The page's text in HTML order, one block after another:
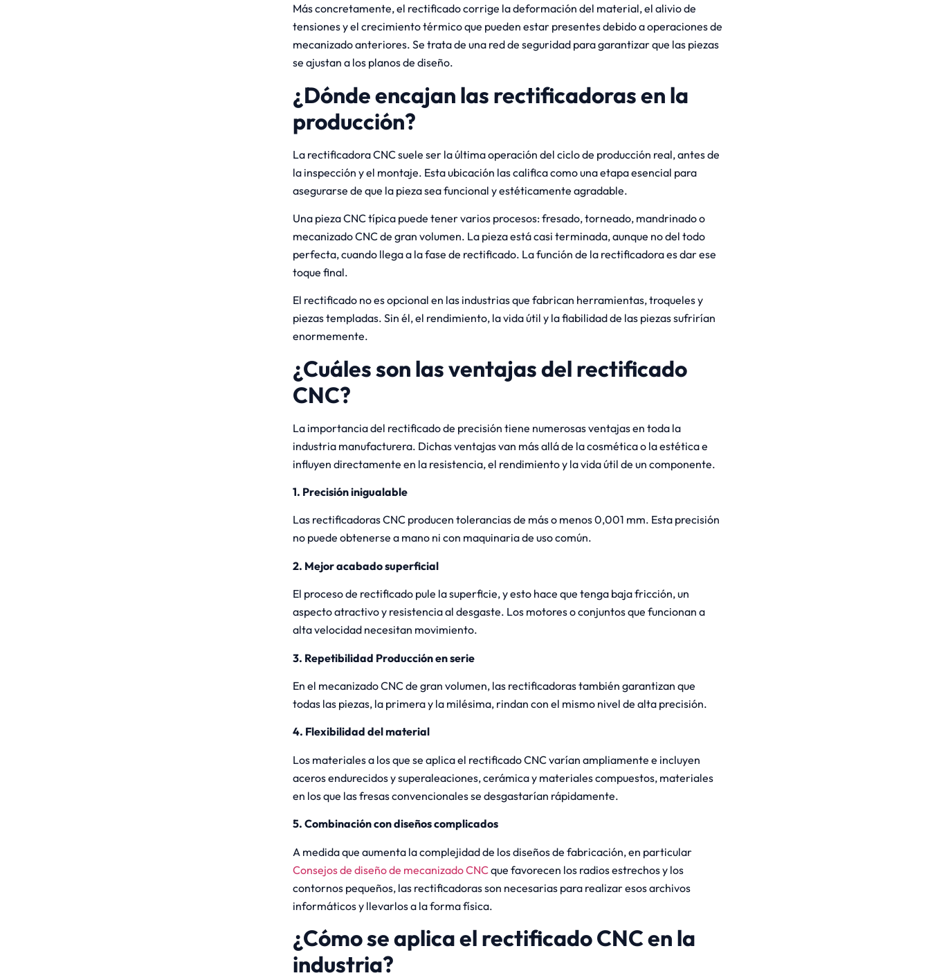
Más concretamente, el rectificado corrige la deformación del material, el alivio de
tensiones y el crecimiento térmico que pueden estar presentes debido a operaciones de
mecanizado anteriores. Se trata de una red de seguridad para garantizar que las piezas
se ajustan a los planos de diseño.
¿Dónde encajan las rectificadoras en la
producción?
La rectificadora CNC suele ser la última operación del ciclo de producción real, antes de
la inspección y el montaje. Esta ubicación las califica como una etapa esencial para
asegurarse de que la pieza sea funcional y estéticamente agradable.
Una pieza CNC típica puede tener varios procesos: fresado, torneado, mandrinado o
mecanizado CNC de gran volumen. La pieza está casi terminada, aunque no del todo
perfecta, cuando llega a la fase de rectificado. La función de la rectificadora es dar ese
toque final.
El rectificado no es opcional en las industrias que fabrican herramientas, troqueles y
piezas templadas. Sin él, el rendimiento, la vida útil y la fiabilidad de las piezas sufrirían
enormemente.
¿Cuáles son las ventajas del rectificado
CNC?
La importancia del rectificado de precisión tiene numerosas ventajas en toda la
industria manufacturera. Dichas ventajas van más allá de la cosmética o la estética e
influyen directamente en la resistencia, el rendimiento y la vida útil de un componente.
1. Precisión inigualable
Las rectificadoras CNC producen tolerancias de más o menos 0,001 mm. Esta precisión
no puede obtenerse a mano ni con maquinaria de uso común.
2. Mejor acabado superficial
El proceso de rectificado pule la superficie, y esto hace que tenga baja fricción, un
aspecto atractivo y resistencia al desgaste. Los motores o conjuntos que funcionan a
alta velocidad necesitan movimiento.
3. Repetibilidad Producción en serie
En el mecanizado CNC de gran volumen, las rectificadoras también garantizan que
todas las piezas, la primera y la milésima, rindan con el mismo nivel de alta precisión.
4. Flexibilidad del material
Los materiales a los que se aplica el rectificado CNC varían ampliamente e incluyen
aceros endurecidos y superaleaciones, cerámica y materiales compuestos, materiales
en los que las fresas convencionales se desgastarían rápidamente.
5. Combinación con diseños complicados
A medida que aumenta la complejidad de los diseños de fabricación, en particular
Consejos de diseño de mecanizado CNCque favorecen los radios estrechos y los
contornos pequeños, las rectificadoras son necesarias para realizar esos archivos
informáticos y llevarlos a la forma física.
¿Cómo se aplica el rectificado CNC en la
industria?